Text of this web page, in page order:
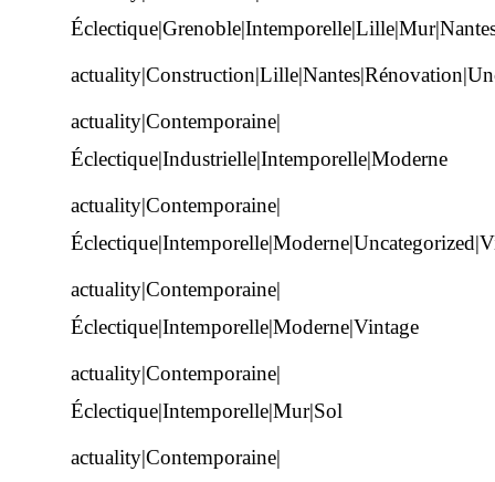
actuality|Contemporaine|
Éclectique|Industrielle|Intemporelle|Moderne
actuality|Contemporaine|
actuality|Contemporaine|
Éclectique|Intemporelle|Moderne|Vintage
actuality|Contemporaine|
Éclectique|Intemporelle|Mur|Sol
actuality|Contemporaine|